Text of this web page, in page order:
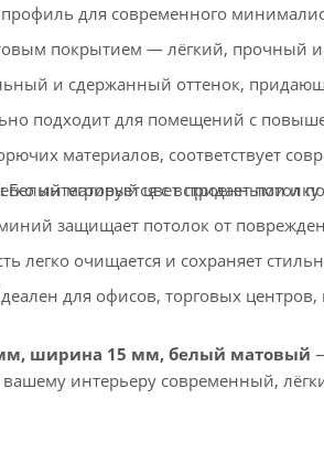
для современного
покрытием — лёгкий, прочный
и сдержанный оттенок,
подходит для помещений с
материалов, соответствует
интегрируется с встроенными и
Белый матовый цвет придает потолку
защищает потолок от
легко очищается и сохраняет
для офисов, торговых
мм, ширина 15 мм, белый матовый
вашему интерьеру современный,